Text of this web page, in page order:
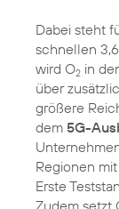
Dabei steht
schnellen
wird O2 in
über
größere
dem 5G-
Regionen
Erste
Zudem setzt